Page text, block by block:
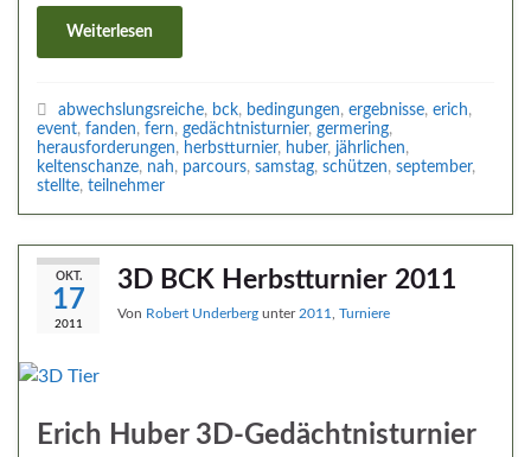
Weiterlesen
abwechslungsreiche, bck, bedingungen, ergebnisse, erich,
event, fanden, fern, gedächtnisturnier, germering,
herausforderungen, herbstturnier, huber, jährlichen,
keltenschanze, nah, parcours, samstag, schützen, september,
stellte, teilnehmer
OKT.
17
2011
3D BCK Herbstturnier 2011
Von Robert Underberg unter 2011 Turniere
Erich Huber 3D-Gedächtnisturnier